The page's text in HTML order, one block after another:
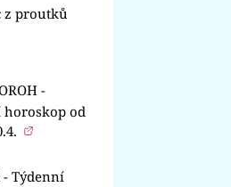
z proutků
horoskop od